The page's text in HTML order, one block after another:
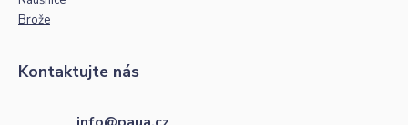
Brože
Kontaktujte nás